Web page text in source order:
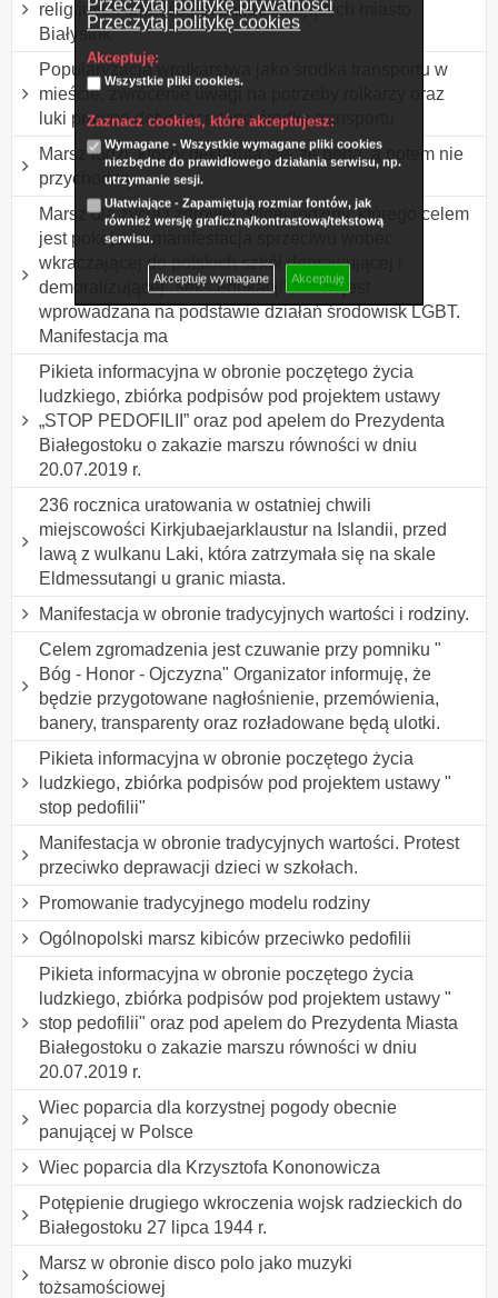
Przeczytaj politykę prywatności
Przeczytaj politykę cookies
Akceptuję:
Wszystkie pliki cookies.
Zaznacz cookies, które akceptujesz:
Wymagane - Wszystkie wymagane pliki cookies
niezbędne do prawidłowego działania serwisu, np.
utrzymanie sesji.
Ułatwiające - Zapamiętują rozmiar fontów, jak
również wersję graficzną/kontrastową/tekstową
serwisu.
Akceptuję wymagane Akceptuję
religijnych chrześcijan zamieszkujących miasto
Białystok
Popularyzacja wrotkarstwa jako środka transportu w
mieście, zwrócenie uwagi na potrzeby rolkarzy oraz
luki prawne dotyczące tego środka transportu
Marsz ludzi, którzy deklarują się, że będą, a potem nie
przychodzą.
Marsz dla życia i zdrowej, silnej rodziny, którego celem
jest pokojowa manifestacja sprzeciwu wobec
wkraczającej do polskich szkół deprawującej i
demoralizującej "seks edukacji", która jest
wprowadzana na podstawie działań środowisk LGBT.
Manifestacja ma
Pikieta informacyjna w obronie poczętego życia
ludzkiego, zbiórka podpisów pod projektem ustawy
„STOP PEDOFILII” oraz pod apelem do Prezydenta
Białegostoku o zakazie marszu równości w dniu
20.07.2019 r.
236 rocznica uratowania w ostatniej chwili
miejscowości Kirkjubaejarklaustur na Islandii, przed
lawą z wulkanu Laki, która zatrzymała się na skale
Eldmessutangi u granic miasta.
Manifestacja w obronie tradycyjnych wartości i rodziny.
Celem zgromadzenia jest czuwanie przy pomniku "
Bóg - Honor - Ojczyzna" Organizator informuję, że
będzie przygotowane nagłośnienie, przemówienia,
banery, transparenty oraz rozładowane będą ulotki.
Pikieta informacyjna w obronie poczętego życia
ludzkiego, zbiórka podpisów pod projektem ustawy "
stop pedofilii"
Manifestacja w obronie tradycyjnych wartości. Protest
przeciwko deprawacji dzieci w szkołach.
Promowanie tradycyjnego modelu rodziny
Ogólnopolski marsz kibiców przeciwko pedofilii
Pikieta informacyjna w obronie poczętego życia
ludzkiego, zbiórka podpisów pod projektem ustawy "
stop pedofilii" oraz pod apelem do Prezydenta Miasta
Białegostoku o zakazie marszu równości w dniu
20.07.2019 r.
Wiec poparcia dla korzystnej pogody obecnie
panującej w Polsce
Wiec poparcia dla Krzysztofa Kononowicza
Potępienie drugiego wkroczenia wojsk radzieckich do
Białegostoku 27 lipca 1944 r.
Marsz w obronie disco polo jako muzyki
tożsamościowej